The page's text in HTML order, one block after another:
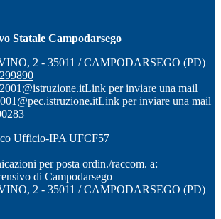
Statale Campodarsego
2 - 35011 / CAMPODARSEGO (PD)
Link per inviare una mail
Link per inviare una mail
Ufficio-IPA UFCF57
per posta ordin./raccom. a:
di Campodarsego
2 - 35011 / CAMPODARSEGO (PD)